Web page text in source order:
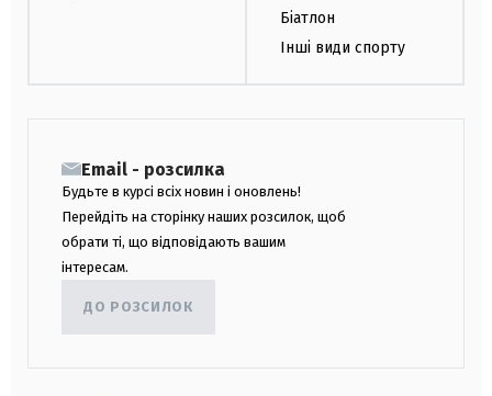
Біатлон
Інші види спорту
Email - розсилка
Будьте в курсі всіх новин і оновлень!
Перейдіть на сторінку наших розсилок, щоб
обрати ті, що відповідають вашим
інтересам.
ДО РОЗСИЛОК